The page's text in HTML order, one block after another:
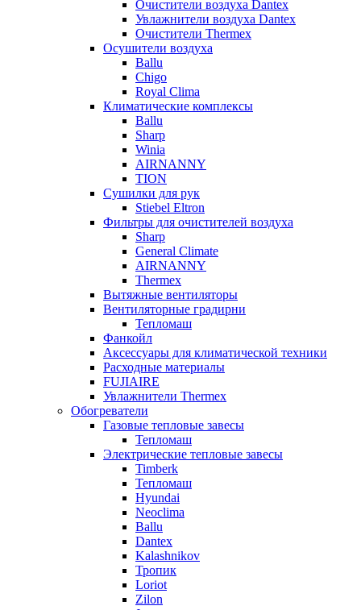
Очистители воздуха Dantex
Увлажнители воздуха Dantex
Очистители Thermex
Осушители воздуха
Ballu
Chigo
Royal Clima
Климатические комплексы
Ballu
Sharp
Winia
AIRNANNY
TION
Сушилки для рук
Stiebel Eltron
Фильтры для очистителей воздуха
Sharp
General Climate
AIRNANNY
Thermex
Вытяжные вентиляторы
Вентиляторные градирни
Тепломаш
Фанкойл
Аксессуары для климатической техники
Расходные материалы
FUJIAIRE
Увлажнители Thermex
Обогреватели
Газовые тепловые завесы
Тепломаш
Электрические тепловые завесы
Timberk
Тепломаш
Hyundai
Neoclima
Ballu
Dantex
Kalashnikov
Тропик
Loriot
Zilon